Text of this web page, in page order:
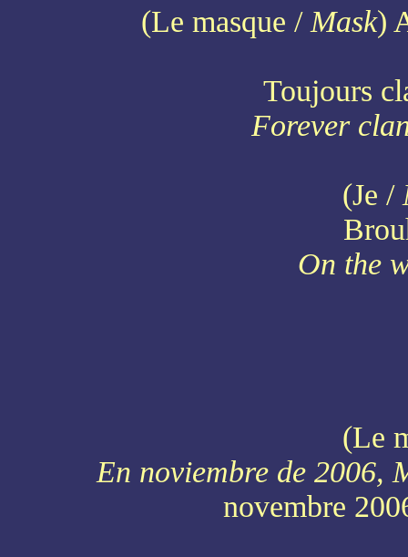
(Le masque / Mask)
Toujours
Forever
(Je /
On the
(Le
En noviembre de 2006,
novembre